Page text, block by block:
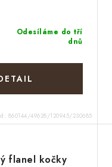
Odesíláme do tří
dnů
860144/49628/120945/230685
flanel kočky